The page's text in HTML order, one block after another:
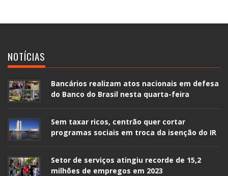
NOTÍCIAS
Bancários realizam atos nacionais em defesa
do Banco do Brasil nesta quarta-feira
Sem taxar ricos, centrão quer cortar
programas sociais em troca da isenção do IR
Setor de serviços atingiu recorde de 15,2
milhões de empregos em 2023